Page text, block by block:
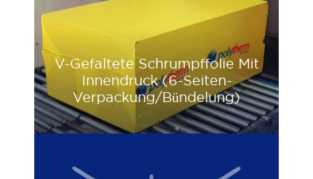
V-Gefaltete Schrumpffolie Mit
Innendruck (6-Seiten-
Verpackung/Bündelung)